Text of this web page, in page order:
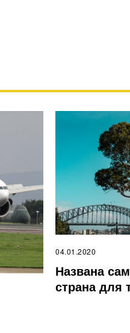
04.01.2020
Названа
страна для